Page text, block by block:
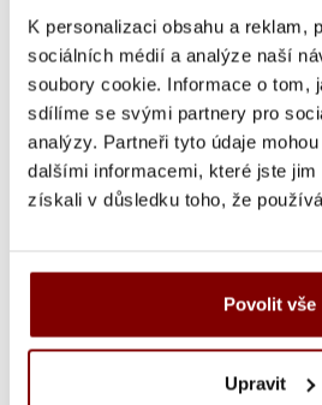
K personalizaci obsahu a reklam,
sociálních médií a analýze naší
soubory cookie. Informace o tom,
sdílíme se svými partnery pro
analýzy. Partneři tyto údaje
dalšími informacemi, které jste
získali v důsledku toho, že
Povolit vše
Upravit
Popis a parametre
Kategória
40% polyester a 60% bavlna
pánska aj dámska
vhodná do kuchyne aj na pľac